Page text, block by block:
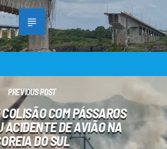
PREVIOUS POST
COM PÁSSAROS
ACIDENTE DE AVIÃO NA
DO SUL